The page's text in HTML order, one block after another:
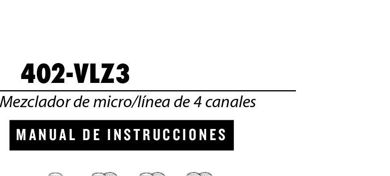
402-VLZ3
M A N U A L
  D E   I N
S T R U C C I O N E S
Mezclador de micro/línea de 4 canales